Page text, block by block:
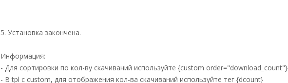
5. Установка закончена.
Информация:
- Для сортировки по кол-ву скачиваний используйте {custom order="download_count"}
- В tpl с custom, для отображения кол-ва скачиваний используйте тег {dcount}